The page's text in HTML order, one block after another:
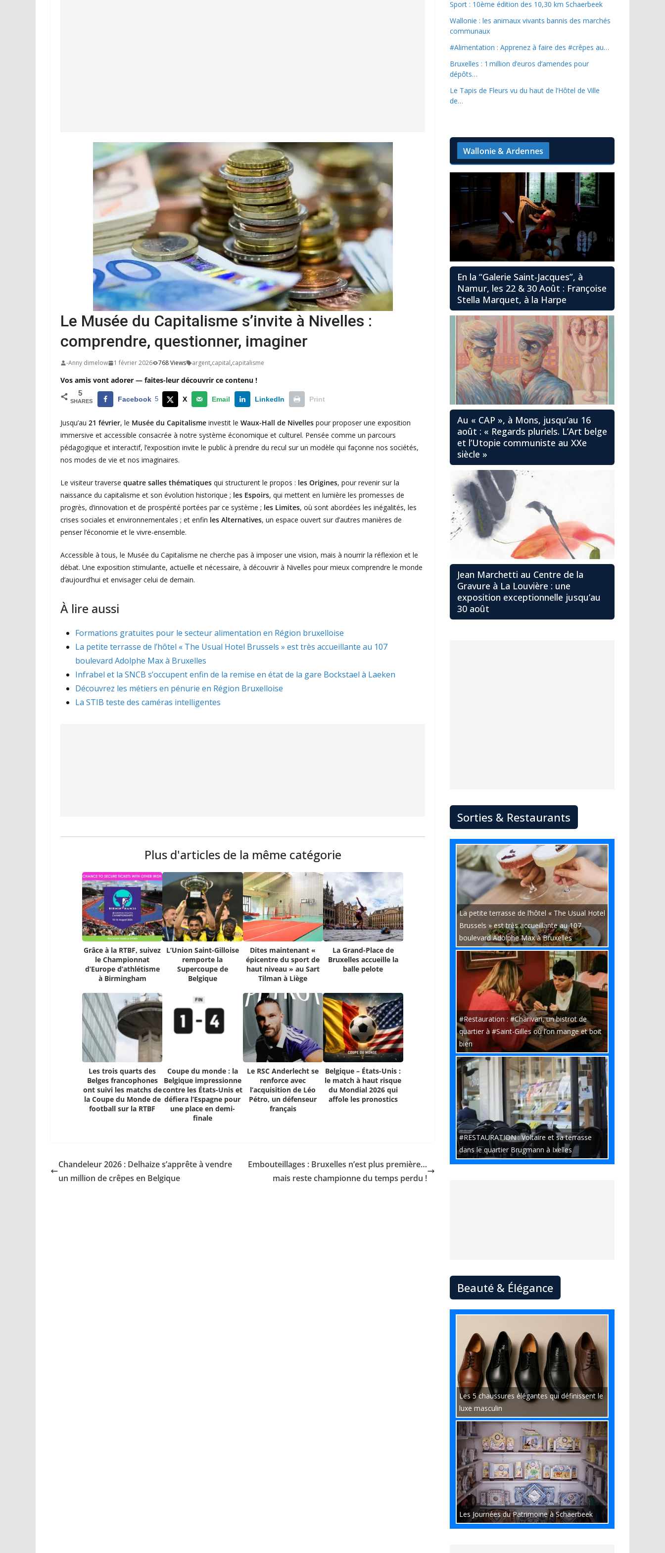
Le Musée du Capitalisme s’invite à Nivelles :
comprendre, questionner, imaginer
-Anny dimelow 1 février 2026 768 Views argent,capital,capitalisme
Vos amis vont adorer — faites-leur découvrir ce contenu !
5
SHARES Facebook 5 X Email LinkedIn Print
Jusqu’au 21 février, le Musée du Capitalisme investit le Waux-Hall de Nivelles pour proposer une exposition
immersive et accessible consacrée à notre système économique et culturel. Pensée comme un parcours
pédagogique et interactif, l’exposition invite le public à prendre du recul sur un modèle qui façonne nos sociétés,
nos modes de vie et nos imaginaires.
Le visiteur traverse quatre salles thématiques qui structurent le propos : les Origines, pour revenir sur la
naissance du capitalisme et son évolution historique ; les Espoirs, qui mettent en lumière les promesses de
progrès, d’innovation et de prospérité portées par ce système ; les Limites, où sont abordées les inégalités, les
crises sociales et environnementales ; et enfin les Alternatives, un espace ouvert sur d’autres manières de
penser l’économie et le vivre-ensemble.
Accessible à tous, le Musée du Capitalisme ne cherche pas à imposer une vision, mais à nourrir la réflexion et le
débat. Une exposition stimulante, actuelle et nécessaire, à découvrir à Nivelles pour mieux comprendre le monde
d’aujourd’hui et envisager celui de demain.
À lire aussi
Formations gratuites pour le secteur alimentation en Région bruxelloise
La petite terrasse de l’hôtel « The Usual Hotel Brussels » est très accueillante au 107
boulevard Adolphe Max à Bruxelles
Infrabel et la SNCB s’occupent enfin de la remise en état de la gare Bockstael à Laeken
Découvrez les métiers en pénurie en Région Bruxelloise
La STIB teste des caméras intelligentes
Plus d'articles de la même catégorie
Grâce à la RTBF, suivez
le Championnat
d’Europe d’athlétisme
à Birmingham
L’Union Saint-Gilloise
remporte la
Supercoupe de
Belgique
Dites maintenant «
épicentre du sport de
haut niveau » au Sart
Tilman à Liège
La Grand-Place de
Bruxelles accueille la
balle pelote
Les trois quarts des
Belges francophones
ont suivi les matchs de
la Coupe du Monde de
football sur la RTBF
Coupe du monde : la
Belgique impressionne
contre les États-Unis et
défiera l’Espagne pour
une place en demi-
finale
Le RSC Anderlecht se
renforce avec
l’acquisition de Léo
Pétro, un défenseur
français
Belgique – États-Unis :
le match à haut risque
du Mondial 2026 qui
affole les pronostics
Chandeleur 2026 : Delhaize s’apprête à vendre
un million de crêpes en Belgique
Embouteillages : Bruxelles n’est plus première…
mais reste championne du temps perdu !
Sport : 10ème édition des 10,30 km Schaerbeek
Wallonie : les animaux vivants bannis des marchés
communaux
#Alimentation : Apprenez à faire des #crêpes au…
Bruxelles : 1 million d’euros d’amendes pour
dépôts…
Le Tapis de Fleurs vu du haut de l’Hôtel de Ville
de…
Wallonie & Ardennes
En la “Galerie Saint-Jacques”, à
Namur, les 22 & 30 Août : Françoise
Stella Marquet, à la Harpe
Au « CAP », à Mons, jusqu’au 16
août : « Regards pluriels. L’Art belge
et l’Utopie communiste au XXe
siècle »
Jean Marchetti au Centre de la
Gravure à La Louvière : une
exposition exceptionnelle jusqu’au
30 août
Sorties & Restaurants
La petite terrasse de l’hôtel « The Usual Hotel
Brussels » est très accueillante au 107
boulevard Adolphe Max à Bruxelles
#Restauration : #Charivari, un bistrot de
quartier à #Saint-Gilles où l’on mange et boit
bien
#RESTAURATION : Voltaire et sa terrasse
dans le quartier Brugmann à Ixelles
Beauté & Élégance
Les 5 chaussures élégantes qui définissent le
luxe masculin
Les Journées du Patrimoine à Schaerbeek